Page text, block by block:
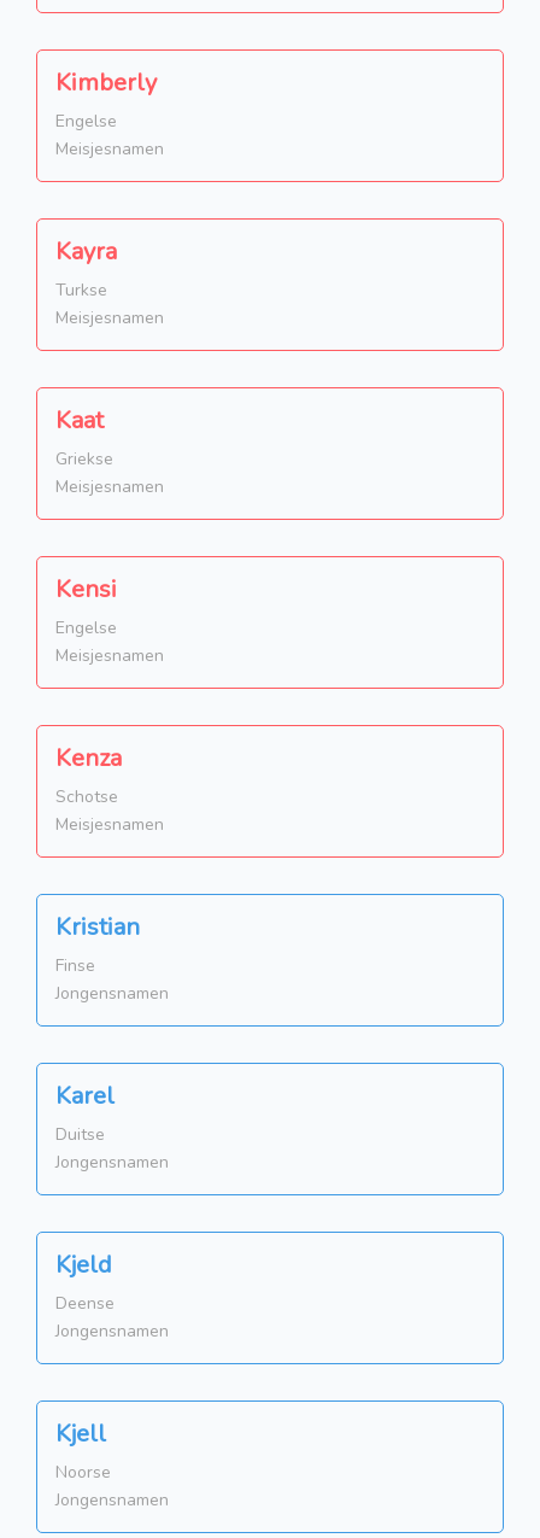
Kimberly
Engelse
Meisjesnamen
Kayra
Turkse
Meisjesnamen
Kaat
Griekse
Meisjesnamen
Kensi
Engelse
Meisjesnamen
Kenza
Schotse
Meisjesnamen
Kristian
Finse
Jongensnamen
Karel
Duitse
Jongensnamen
Kjeld
Deense
Jongensnamen
Kjell
Noorse
Jongensnamen